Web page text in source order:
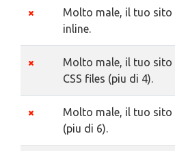
Molto male, il tuo sito
inline.
Molto male, il tuo sito
CSS files (piu di 4).
Molto male, il tuo sito
(piu di 6).